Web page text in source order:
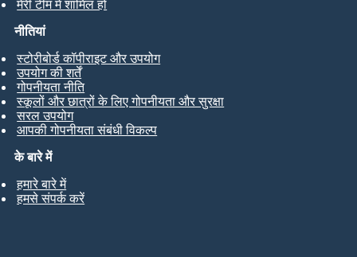
मेरी टीम में शामिल हों
के बारे में
हमारे बारे में
हमसे संपर्क करें
नीतियां
स्टोरीबोर्ड कॉपीराइट और उपयोग
उपयोग की शर्तें
गोपनीयता नीति
स्कूलों और छात्रों के लिए गोपनीयता और सुरक्षा
सरल उपयोग
आपकी गोपनीयता संबंधी विकल्प